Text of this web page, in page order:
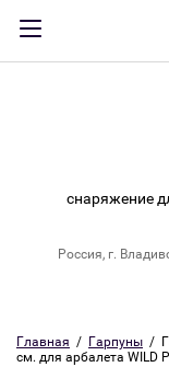
снаряжение
Россия, г.
Главная
  /
Гарпуны
/
см. для арбалета WILD